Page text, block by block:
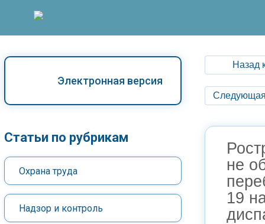
Электронная версия
Статьи по рубрикам
Охрана труда
Надзор и контроль
Назад
Следующая
не
19